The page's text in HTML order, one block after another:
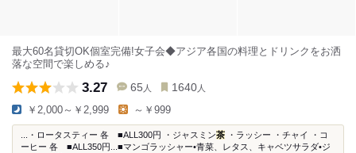
最大60名貸切OK個室完備!女子会◆アジア各国の料理とドリンクをお洒
落な空間で楽しめる♪
3.27 65 人 1640 人
￥2,000～￥2,999 ～￥999
...・ロータスティー 各 ■ALL300円 ・ジャスミン茶 ・ラッシー ・チャイ ・コ
ーヒー 各 ■ALL350円...■マンゴラッシャー•青菜、レタス、キャベツサラダ•ジ